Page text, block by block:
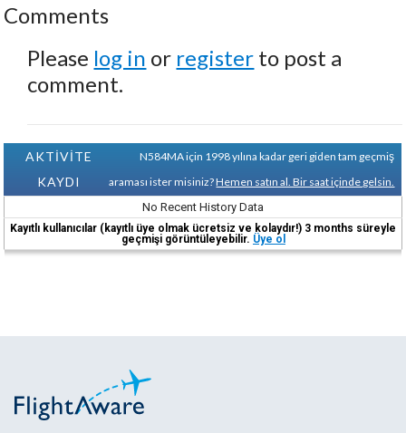
Comments
Please log in or register to post a
comment.
AKTİVİTE
KAYDI
N584MA için 1998 yılına kadar geri giden tam geçmiş
araması ister misiniz?Hemen satın al. Bir saat içinde gelsin.
No Recent History Data
Kayıtlı kullanıcılar (kayıtlı üye olmak ücretsiz ve kolaydır!) 3 months süreyle
geçmişi görüntüleyebilir. Üye ol